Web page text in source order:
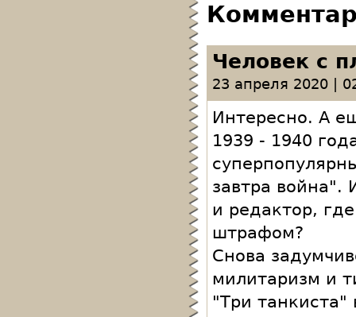
Человек с
23 апреля 2020 |
Интересно. А
1939 - 1940
завтра война".
и редактор,
штрафом?
Снова
милитаризм и
"Три танкиста"